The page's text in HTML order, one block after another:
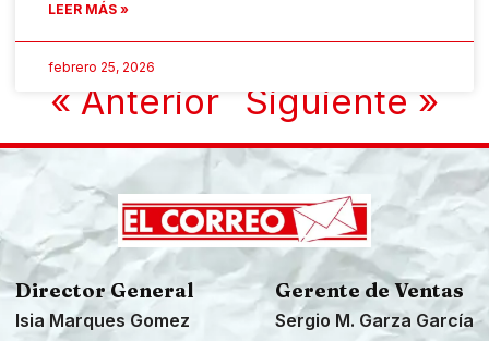
LEER MÁS »
febrero 25, 2026
« Anterior Siguiente »
Director General
Isia Marques Gomez
Gerente de Ventas
Sergio M. Garza García